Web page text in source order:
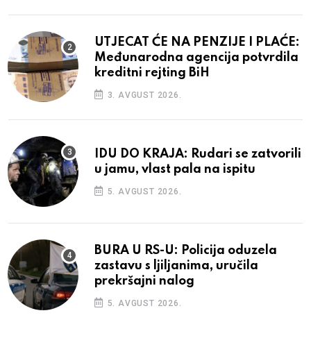
UTJECAT ĆE NA PENZIJE I PLAĆE:
Međunarodna agencija potvrdila
kreditni rejting BiH
3. AVGUST 2026.
IDU DO KRAJA: Rudari se zatvorili
u jamu, vlast pala na ispitu
5. AVGUST 2026.
BURA U RS-U: Policija oduzela
zastavu s ljiljanima, uručila
prekršajni nalog
5. AVGUST 2026.